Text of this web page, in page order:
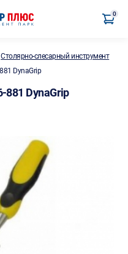
0
Столярно-слесарный инструмент
DynaGrip
DynaGrip